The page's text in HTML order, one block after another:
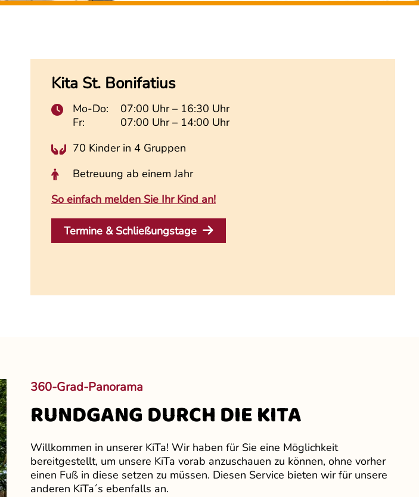
Kita St. Bonifatius
Mo-Do:
07:00 Uhr – 16:30 Uhr
Fr:
07:00 Uhr – 14:00 Uhr
70 Kinder in 4 Gruppen
Betreuung ab einem Jahr
So einfach melden Sie Ihr Kind an!
Termine & Schließungstage
360-Grad-Panorama
RUNDGANG DURCH DIE KITA
Willkommen in unserer KiTa! Wir haben für Sie eine Möglichkeit
bereitgestellt, um unsere KiTa vorab anzuschauen zu können, ohne vorher
einen Fuß in diese setzen zu müssen. Diesen Service bieten wir für unsere
anderen KiTa´s ebenfalls an.